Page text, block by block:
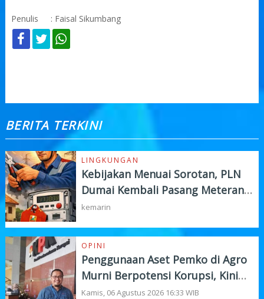
Penulis : Faisal Sikumbang
BERITA TERKINI
LINGKUNGAN
Kebijakan Menuai Sorotan, PLN
Dumai Kembali Pasang Meteran
Listrik Pelanggan
kemarin
OPINI
Penggunaan Aset Pemko di Agro
Murni Berpotensi Korupsi, Kini
"Bola" Ada di APH
Kamis, 06 Agustus 2026 16:33 WIB